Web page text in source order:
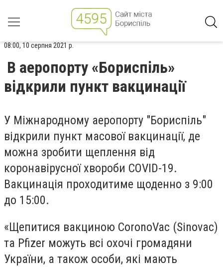
08:00, 10 серпня 2021 р.
В аеропорту «Бориспіль»
відкрили пункт вакцинації
У Міжнародному аеропорту "Бориспіль"
відкрили пункт масової вакцинації, де
можна зробити щеплення від
коронавірусної хвороби COVID-19.
Вакцинація проходитиме щоденно з 9:00
до 15:00.
«Щепитися вакциною CoronoVac (Sinovac)
та Pfizer можуть всі охочі громадяни
України, а також особи, які мають